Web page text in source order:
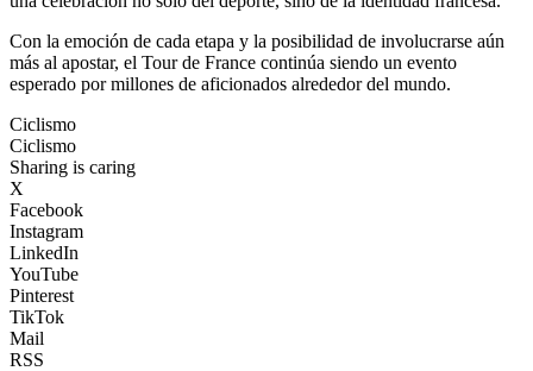
Con la emoción de cada etapa y la posibilidad de involucrarse aún
más al apostar, el Tour de France continúa siendo un evento
esperado por millones de aficionados alrededor del mundo.
Ciclismo
Ciclismo
Sharing is caring
X
Facebook
Instagram
LinkedIn
YouTube
Pinterest
TikTok
Mail
RSS